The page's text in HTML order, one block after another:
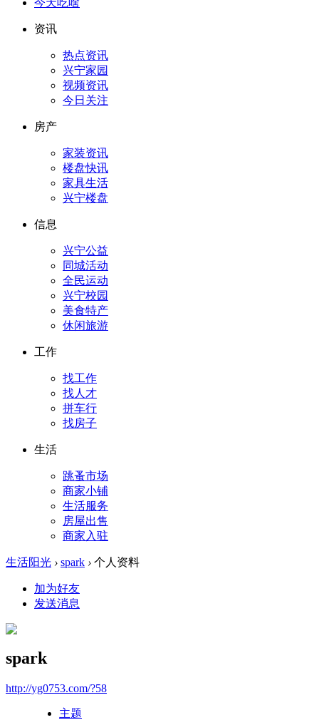
资讯
热点资讯
兴宁家园
视频资讯
今日关注
房产
家装资讯
楼盘快讯
家具生活
兴宁楼盘
信息
兴宁公益
同城活动
全民运动
兴宁校园
美食特产
休闲旅游
工作
找工作
找人才
拼车行
找房子
生活
跳蚤市场
商家小铺
生活服务
房屋出售
商家入驻
生活阳光 › spark › 个人资料
加为好友
发送消息
spark
http://yg0753.com/?58
主题